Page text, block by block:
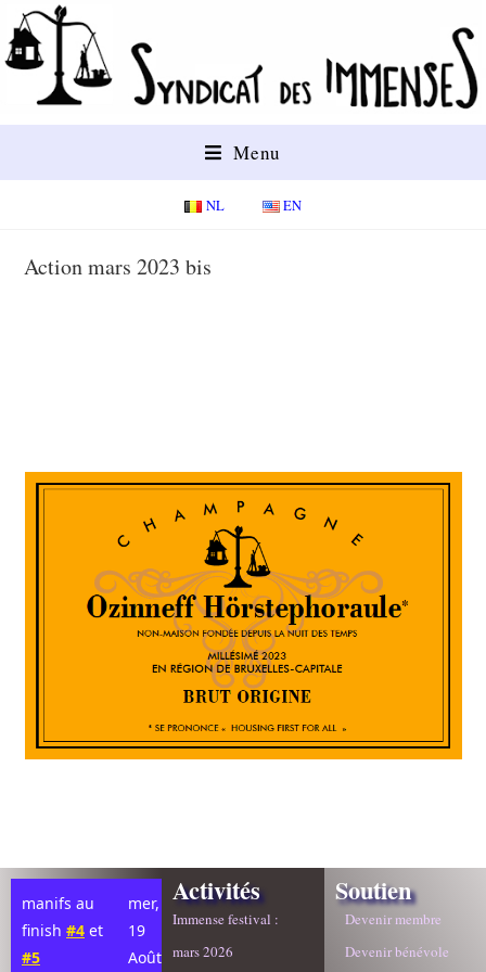
Menu
NL EN
Action mars 2023 bis
manifs au
finish #4 et
#5
mer,
19
Août
Activités
Immense festival :
mars 2026
Soutien
Devenir membre
Devenir bénévole